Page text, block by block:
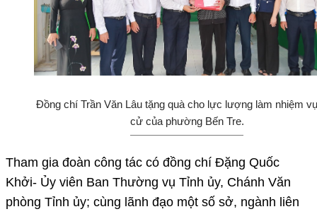
Đồng chí Trần Văn Lâu tặng quà cho lực lượng làm nhiệm
cử của phường Bến Tre.
Tham gia đoàn công tác có đồng chí Đặng Quốc
Khởi- Ủy viên Ban Thường vụ Tỉnh ủy, Chánh Văn
phòng Tỉnh ủy; cùng lãnh đạo một số sở, ngành liên